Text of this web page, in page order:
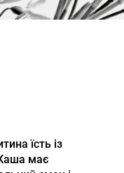
їсть із
має